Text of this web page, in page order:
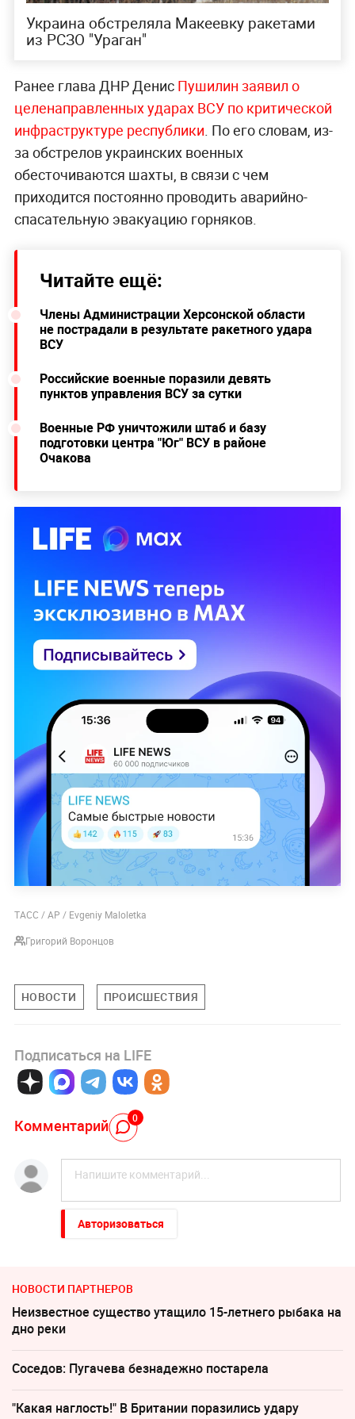
Украина обстреляла Макеевку ракетами
из РСЗО "Ураган"
Ранее глава ДНР Денис Пушилин заявил о
целенаправленных ударах ВСУ по критической
инфраструктуре республики. По его словам, из-
за обстрелов украинских военных
обесточиваются шахты, в связи с чем
приходится постоянно проводить аварийно-
спасательную эвакуацию горняков.
Читайте ещё:
Члены Администрации Херсонской области
не пострадали в результате ракетного удара
ВСУ
Российские военные поразили девять
пунктов управления ВСУ за сутки
Военные РФ уничтожили штаб и базу
подготовки центра "Юг" ВСУ в районе
Очакова
ТАСС / AP / Evgeniy Maloletka
Григорий Воронцов
НОВОСТИ ПРОИСШЕСТВИЯ
Подписаться на LIFE
Комментарий 0
Авторизоваться
НОВОСТИ ПАРТНЕРОВ
Неизвестное существо утащило 15-летнего рыбака на
дно реки
Соседов: Пугачева безнадежно постарела
"Какая наглость!" В Британии поразились удару